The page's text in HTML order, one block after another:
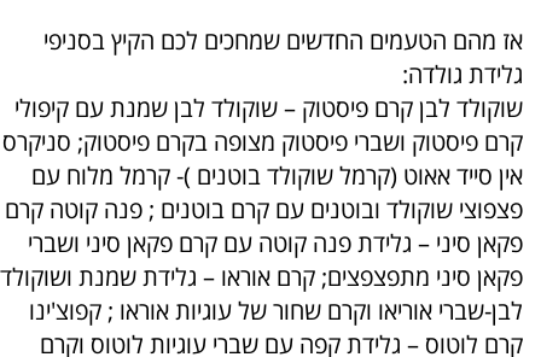
אז מהם הטעמים החדשים שמחכים לכם הקיץ בסניפי
גלידת גולדה:
שוקולד לבן קרם פיסטוק – שוקולד לבן שמנת עם קיפולי
קרם פיסטוק ושברי פיסטוק מצופה בקרם פיסטוק; סניקרס
אין סייד אאוט (קרמל שוקולד בוטנים )- קרמל מלוח עם
פצפוצי שוקולד ובוטנים עם קרם בוטנים ; פנה קוטה קרם
פקאן סיני – גלידת פנה קוטה עם קרם פקאן סיני ושברי
פקאן סיני מתפצפצים; קרם אוראו – גלידת שמנת ושוקולד
לבן-שברי אוריאו וקרם שחור של עוגיות אוראו ; קפוצ'ינו
קרם לוטוס – גלידת קפה עם שברי עוגיות לוטוס וקרם